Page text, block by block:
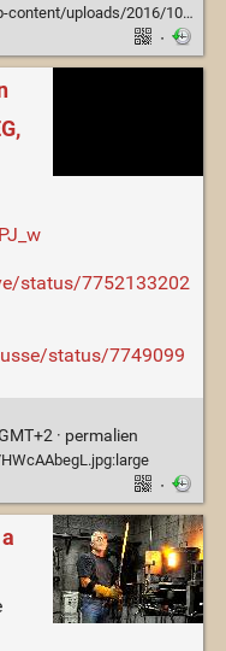
2016/10/peuple-pouvoir.jpg
·
status/7752133202
status/7749099
· permalien
·